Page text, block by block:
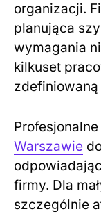
organizacji.
planująca
wymagania
kilkuset
zdefiniowaną
Profesjonalne
Warszawie
firmy. Dla
szczególnie